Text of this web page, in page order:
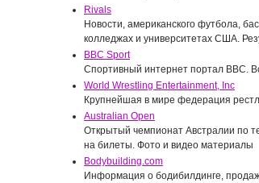
Rivals
Новости, американского футбола,
колледжах и университетах США.
BBC Sport
Спортивный интернет портал BBC.
World Wrestling Entertainment, Inc
Крупнейшая в мире федерация
Australian Open
Открытый чемпионат Австралии по
на билеты. Фото и видео материалы
Bodybuilding.com
Информация о бодибилдинге,